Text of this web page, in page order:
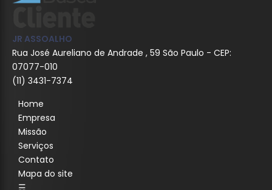
JR ASSOALHO
Rua José Aureliano de Andrade , 59 São Paulo - CEP:
07077-010
(11) 3431-7374
Home
Empresa
Missão
Serviços
Contato
Mapa do site